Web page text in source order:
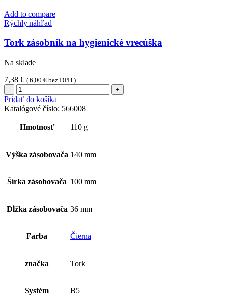
Add to compare
Rýchly náhľad
Tork zásobník na hygienické vrecúška
Na sklade
7,38 € ( 6,00 € bez DPH )
množstvo
Tork
zásobník
hygienické
Pridať do košíka
Katalógové číslo: 566008
Hmotnosť 110 g
Výška zásobovača 140 mm
Šírka zásobovača 100 mm
Dĺžka zásobovača 36 mm
Farba Čierna
značka Tork
Systém B5